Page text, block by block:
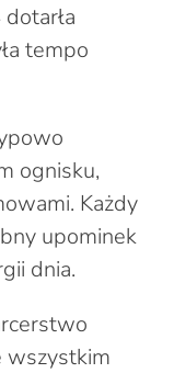
tempo
ognisku,
Każdy
upominek
dnia.
wszystkim